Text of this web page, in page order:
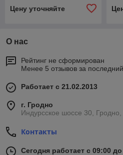
Цену уточняйте
О нас
Рейтинг не сформирован
Менее 5 отзывов за
Работает с 21.02.2013
г. Гродно
Индурсское шоссе 30,
Контакты
Сегодня работает с 09:00